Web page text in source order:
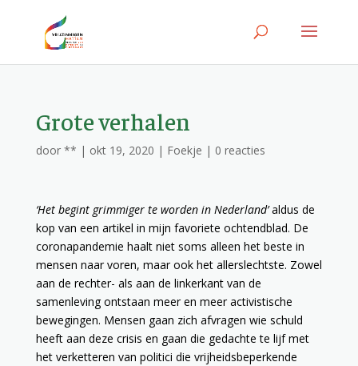
Grote verhalen
door ** | okt 19, 2020 | Foekje | 0 reacties
‘Het begint grimmiger te worden in Nederland’aldus de
kop van een artikel in mijn favoriete ochtendblad. De
coronapandemie haalt niet soms alleen het beste in
mensen naar voren, maar ook het allerslechtste. Zowel
aan de rechter- als aan de linkerkant van de
samenleving ontstaan meer en meer activistische
bewegingen. Mensen gaan zich afvragen wie schuld
heeft aan deze crisis en gaan die gedachte te lijf met
het verketteren van politici die vrijheidsbeperkende